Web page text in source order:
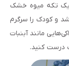
تکه میوه خشک
و کودک را سرگرم
مانند آبنبات
درست کنید.